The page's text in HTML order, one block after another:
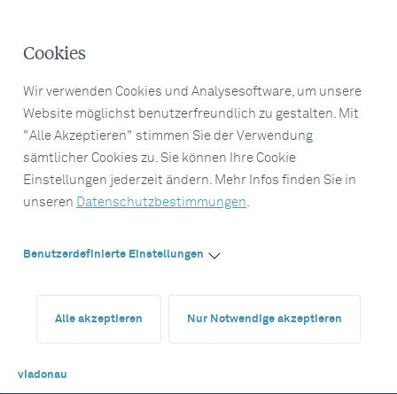
Cookies
Wir verwenden Cookies und Analysesoftware, um unsere
Website möglichst benutzerfreundlich zu gestalten. Mit
"Alle Akzeptieren" stimmen Sie der Verwendung
sämtlicher Cookies zu. Sie können Ihre Cookie
Einstellungen jederzeit ändern. Mehr Infos finden Sie in
unseren Datenschutzbestimmungen.
Benutzerdefinierte Einstellungen
Alle akzeptieren Nur Notwendige akzeptieren
viadonau